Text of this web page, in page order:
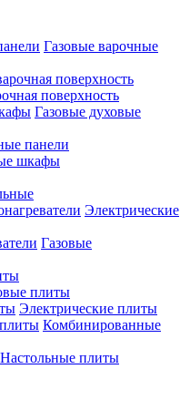
Газовые варочные
поверхность
Газовые духовые
панели
шкафы
Электрические
Газовые
плиты
Электрические плиты
Комбинированные
Настольные плиты